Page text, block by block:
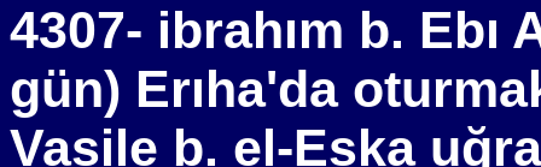
4307- ibrahım b. Ebı
gün) Erıha'da
Vasile b. el-Eska